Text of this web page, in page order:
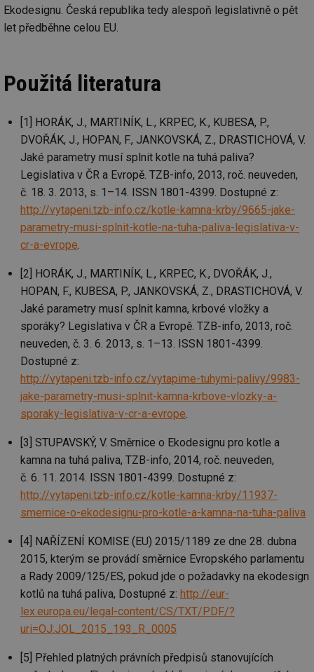
Ekodesignu. Česká republika tedy alespoň legislativně o pět
let předběhne celou EU.
Použitá literatura
[1] HORÁK, J., MARTINÍK, L., KRPEC, K., KUBESA, P.,
DVOŘÁK, J., HOPAN, F., JANKOVSKÁ, Z., DRASTICHOVÁ, V.
Jaké parametry musí splnit kotle na tuhá paliva?
Legislativa v ČR a Evropě. TZB-info, 2013, roč. neuveden,
č. 18. 3. 2013, s. 1–14. ISSN 1801-4399. Dostupné z:
http://vytapeni.tzb-info.cz/kotle-kamna-krby/9665-jake-
parametry-musi-splnit-kotle-na-tuha-paliva-legislativa-v-
cr-a-evrope
[2] HORÁK, J., MARTINÍK, L., KRPEC, K., DVOŘÁK, J.,
HOPAN, F., KUBESA, P., JANKOVSKÁ, Z., DRASTICHOVÁ, V.
Jaké parametry musí splnit kamna, krbové vložky a
sporáky? Legislativa v ČR a Evropě. TZB-info, 2013, roč.
neuveden, č. 3. 6. 2013, s. 1–13. ISSN 1801-4399.
Dostupné z:
http://vytapeni.tzb-info.cz/vytapime-tuhymi-palivy/9983-
jake-parametry-musi-splnit-kamna-krbove-vlozky-a-
sporaky-legislativa-v-cr-a-evrope
[3] STUPAVSKÝ, V. Směrnice o Ekodesignu pro kotle a
kamna na tuhá paliva, TZB-info, 2014, roč. neuveden,
č. 6. 11. 2014. ISSN 1801-4399. Dostupné z:
http://vytapeni.tzb-info.cz/kotle-kamna-krby/11937-
smernice-o-ekodesignu-pro-kotle-a-kamna-na-tuha-paliva
[4] NAŘÍZENÍ KOMISE (EU) 2015/1189 ze dne 28. dubna
2015, kterým se provádí směrnice Evropského parlamentu
a Rady 2009/125/ES, pokud jde o požadavky na ekodesign
kotlů na tuhá paliva, Dostupné z: http://eur-
lex.europa.eu/legal-content/CS/TXT/PDF/?
uri=OJ:JOL_2015_193_R_0005
[5] Přehled platných právních předpisů stanovujících
Nezbytně nutné soubory
Výkonové soubory
Soubory cílení
Funkční soubory
Nezařazené soubory
Nezbytně nutné soubory cookie umožňují základní
funkce webových stránek, jako je přihlášení
uživatele a správa účtu. Webové stránky nelze bez
nezbytně nutných souborů cookie správně používat.
Název
Provider/
Doména
Vyprší
g_state
.forum.tzb-
info.cz
Zavřením
prohlížeče
g_csrf_token
.forum.tzb-
Zavřením
id
konference.tzb-
info.cz
1 rok
_hjAbsoluteSessionInProgress
Hotjar Ltd
.tzb-info.cz
29 minut
59 sekund
id
vetrani.tzb-
info.cz
10 let